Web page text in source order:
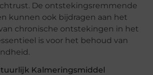
De ontstekingsremmende
kunnen ook bijdragen aan het
chronische ontstekingen in het
is voor het behoud van
Kalmeringsmiddel